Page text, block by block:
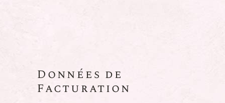
Données de
Facturation